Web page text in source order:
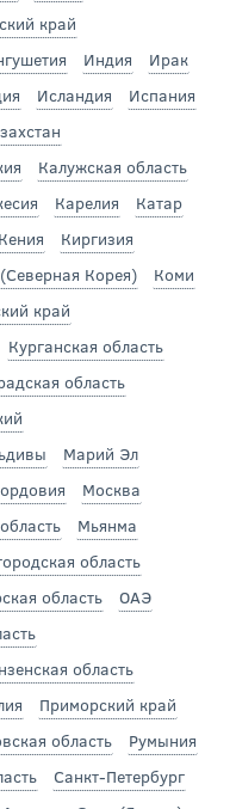
край
Индия
Ирак
Исландия
Испания
Калужская область
Карелия
Катар
Кения
Киргизия
Корея)
Коми
край
Курганская область
область
Марий Эл
Москва
Мьянма
область
область
ОАЭ
область
Приморский край
область
Румыния
Санкт-Петербург